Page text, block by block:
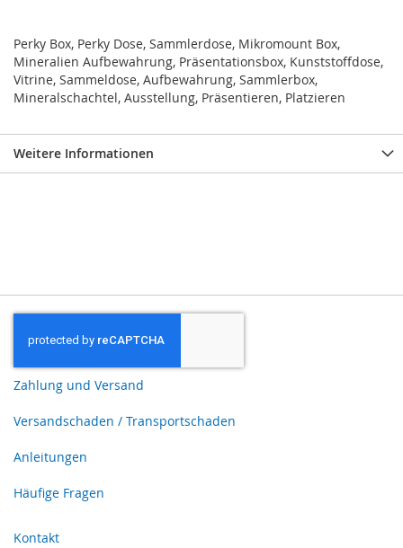
Perky Box, Perky Dose, Sammlerdose, Mikromount Box,
Mineralien Aufbewahrung, Präsentationsbox, Kunststoffdose,
Vitrine, Sammeldose, Aufbewahrung, Sammlerbox,
Mineralschachtel, Ausstellung, Präsentieren, Platzieren
Weitere Informationen
Zahlung und Versand
Versandschaden / Transportschaden
Anleitungen
Häufige Fragen
Kontakt